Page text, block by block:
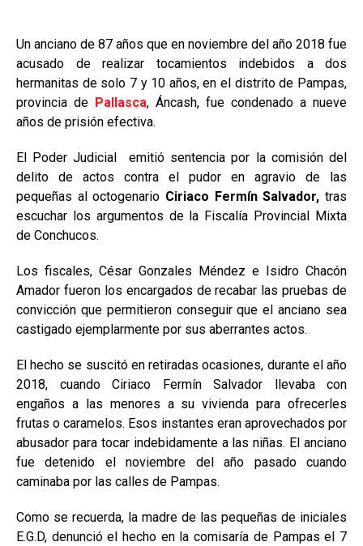
Un anciano de 87 años que en noviembre del año 2018 fue
acusado de realizar tocamientos indebidos a dos
hermanitas de solo 7 y 10 años, en el distrito de Pampas,
provincia de Pallasca, Áncash, fue condenado a nueve
años de prisión efectiva.
El Poder Judicial emitió sentencia por la comisión del
delito de actos contra el pudor en agravio de las
pequeñas al octogenario Ciriaco Fermín Salvador, tras
escuchar los argumentos de la Fiscalía Provincial Mixta
de Conchucos.
Los fiscales, César Gonzales Méndez e Isidro Chacón
Amador fueron los encargados de recabar las pruebas de
convicción que permitieron conseguir que el anciano sea
castigado ejemplarmente por sus aberrantes actos.
El hecho se suscitó en retiradas ocasiones, durante el año
2018, cuando Ciriaco Fermín Salvador llevaba con
engaños a las menores a su vivienda para ofrecerles
frutas o caramelos. Esos instantes eran aprovechados por
abusador para tocar indebidamente a las niñas. El anciano
fue detenido el noviembre del año pasado cuando
caminaba por las calles de Pampas.
Como se recuerda, la madre de las pequeñas de iniciales
E.G.D, denunció el hecho en la comisaría de Pampas el 7